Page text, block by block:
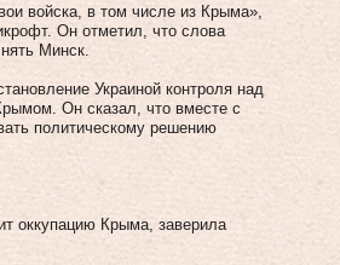
войска, в том числе из Крыма»,
Он отметил, что слова
Минск.
Украиной контроля над
Он сказал, что вместе с
политическому решению
оккупацию Крыма, заверила